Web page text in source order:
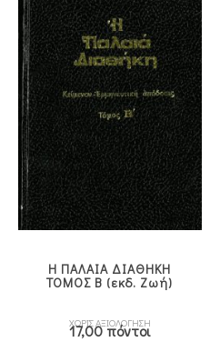
390,00€.
Η ΠΑΛΑΙΑ ΔΙΑΘΗΚΗ
ΤΟΜΟΣ Β (εκδ. Ζωή)
ΧΩΡΙΣ ΑΞΙΟΛΟΓΗΣΗ
17,00 πόντοι